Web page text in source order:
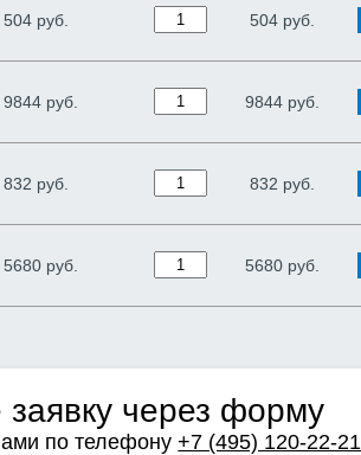
504 руб. 504 руб.
9844 руб. 9844 руб.
832 руб. 832 руб.
5680 руб. 5680 руб.
заявку через форму
по телефону+7 (495) 120-22-21